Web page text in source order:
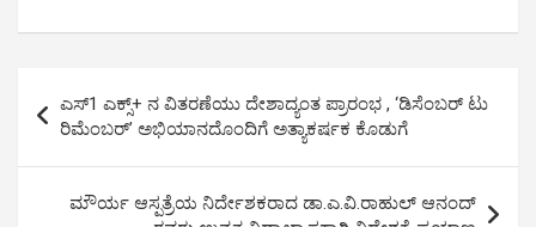
at
s
A
p
p
ce
o
o
k
tt
er
ail py
Li
n
k
ar
e
navigation
ಎಸ್1 ಎಕ್ಸ್+ ನ ವಿತರಣೆಯು ದೇಶಾದ್ಯಂತ ಪ್ರಾರಂಭ , ‘ಡಿಸೆಂಬರ್ ಟು
ರಿಮೆಂಬರ್’ ಅಭಿಯಾನದೊಂದಿಗೆ ಅತ್ಯಾಕರ್ಷಕ ಕೊಡುಗೆ
ಮೌರ್ಯ ಆಸ್ಪತ್ರೆಯ ನಿರ್ದೇಶಕರಾದ ಡಾ.ಎ.ವಿ.ರಾಹುಲ್ ಆನಂದ್